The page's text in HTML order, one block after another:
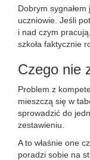
Dobrym
uczniowie. Jeśli
i nad czym
szkoła faktycznie
Czego nie
Problem z
mieszczą się w
sprowadzić do
zestawieniu.
A to właśnie one
poradzi sobie na